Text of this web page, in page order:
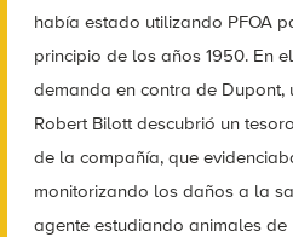
había estado utilizando PFOA
principio de los años 1950. En
demanda en contra de Dupont,
Robert Bilott descubrió un
de la compañía, que
monitorizando los daños a la
agente estudiando animales